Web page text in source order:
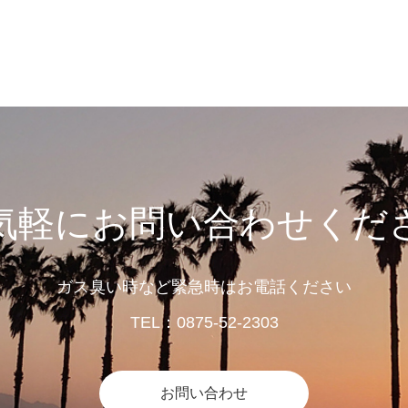
軽にお問い合わせくだ
ガス臭い時など緊急時はお電話ください
TEL：0875-52-2303
お問い合わせ